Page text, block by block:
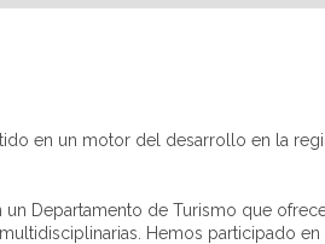
en un motor del desarrollo en la
Departamento de Turismo que
Hemos participado